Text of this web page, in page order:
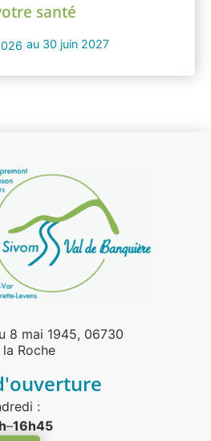
santé
au 30 juin 2027
8 mai 1945, 06730
Roche
:
–16h45